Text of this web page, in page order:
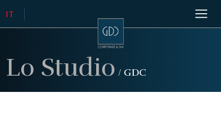
Lo Studio / GDC